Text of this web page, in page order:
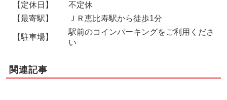
【定休日】
不定休
【最寄駅】
ＪＲ恵比寿駅から徒歩1分
【駐車場】
駅前のコインパーキングをご利用くださ
い
関連記事